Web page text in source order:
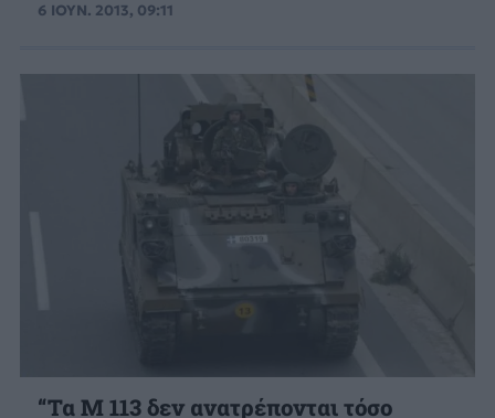
6 ΙΟΥΝ. 2013, 09:11
“Τα Μ 113 δεν ανατρέπονται τόσο